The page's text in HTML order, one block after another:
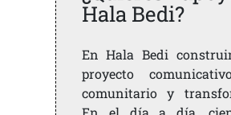
Hala Bedi?
En Hala Bedi
proyecto
comunitario y